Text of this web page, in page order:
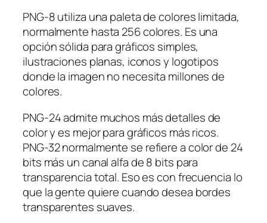
PNG-8 utiliza una paleta de colores limitada,
normalmente hasta 256 colores. Es una
opción sólida para gráficos simples,
ilustraciones planas, iconos y logotipos
donde la imagen no necesita millones de
colores.
PNG-24 admite muchos más detalles de
color y es mejor para gráficos más ricos.
PNG-32 normalmente se refiere a color de 24
bits más un canal alfa de 8 bits para
transparencia total. Eso es con frecuencia lo
que la gente quiere cuando desea bordes
transparentes suaves.